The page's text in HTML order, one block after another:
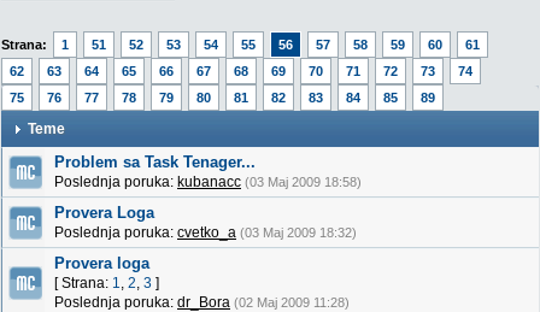
Strana: 1 51 52 53 54 55 56 57 58 59 60
61
62
63 64 65 66 67 68 69 70 71 72 73
74
75
76 77 78 79 80 81 82 83 84 85 89
Teme
Problem sa Task Tenager...
Poslednja poruka: kubanacc (03 Maj 2009 18:58)
Provera Loga
Poslednja poruka: cvetko_a (03 Maj 2009 18:32)
Provera loga
[ Strana: 1, 2, 3 ]
Poslednja poruka: dr_Bora (02 Maj 2009 11:28)